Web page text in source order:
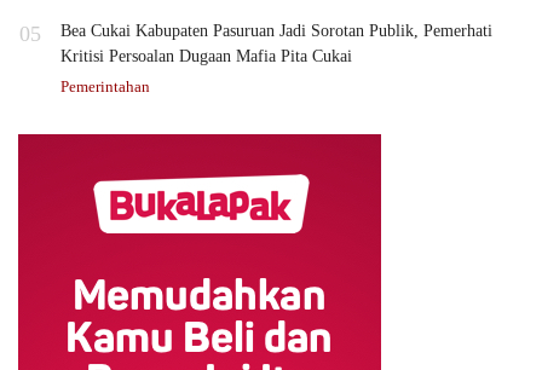
05
Bea Cukai Kabupaten Pasuruan Jadi Sorotan Publik, Pemerhati
Kritisi Persoalan Dugaan Mafia Pita Cukai
Pemerintahan